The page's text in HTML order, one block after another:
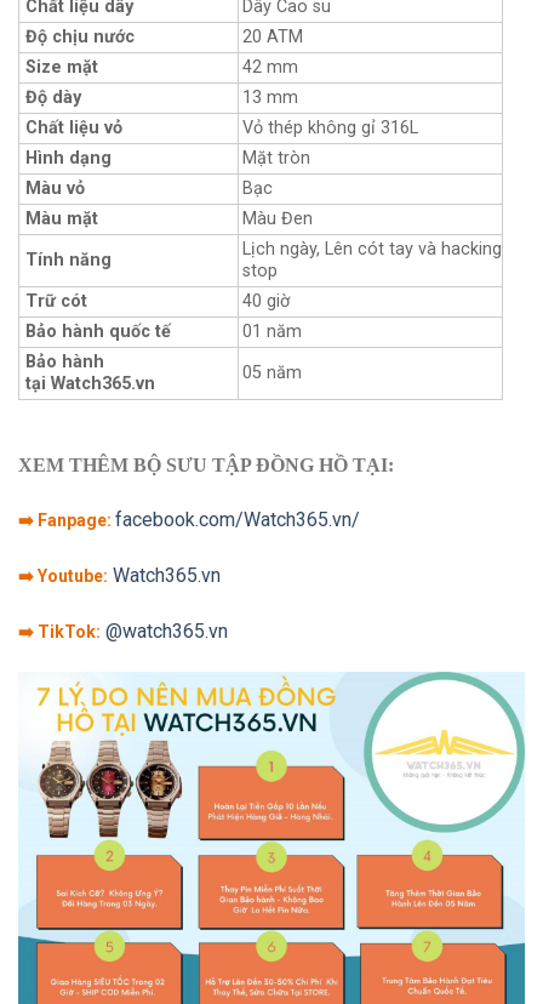
Chất liệu dây
Dây Cao su
Độ chịu nước
20 ATM
Size mặt
42 mm
Độ dày
13 mm
Chất liệu vỏ
Vỏ thép không gỉ 316L
Hình dạng
Mặt tròn
Màu vỏ
Bạc
Màu mặt
Màu Đen
Tính năng
Lịch ngày, Lên cót tay và hacking
stop
Trữ cót
40 giờ
Bảo hành quốc tế
01 năm
Bảo hành
tại Watch365.vn
05 năm
XEM THÊM BỘ SƯU TẬP ĐỒNG HỒ TẠI:
➡️ Fanpage: facebook.com/Watch365.vn/
➡️ Youtube: Watch365.vn
➡️ TikTok: @watch365.vn